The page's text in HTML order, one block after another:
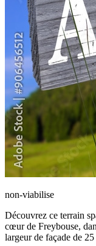
non-viabilise
Découvrez ce terrain
cœur de Freybouse,
largeur de façade de